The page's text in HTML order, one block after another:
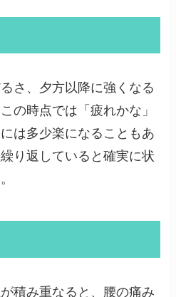
さ、夕方以降に強くなる
の時点では「疲れかな」
は多少楽になることもあ
り返していると確実に状
積み重なると、腰の痛み